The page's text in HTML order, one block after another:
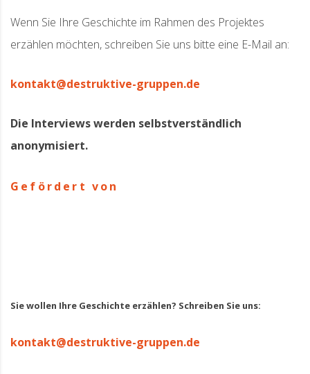
Wenn Sie Ihre Geschichte im Rahmen des Projektes
erzählen möchten, schreiben Sie uns bitte eine E-Mail an:
kontakt@destruktive-gruppen.de
Die Interviews werden selbstverständlich
anonymisiert.
Gefördert von
Sie wollen Ihre Geschichte erzählen? Schreiben Sie uns:
kontakt@destruktive-gruppen.de